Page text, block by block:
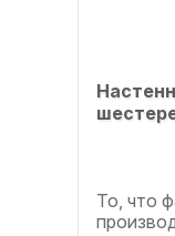
То, что